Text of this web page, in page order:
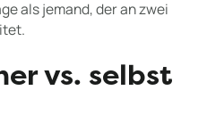
als jemand, der an zwei
vs. selbst